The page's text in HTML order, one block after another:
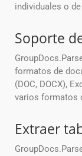
individuales o
Soporte
formatos de
(DOC, DOCX),
varios formatos
Extraer